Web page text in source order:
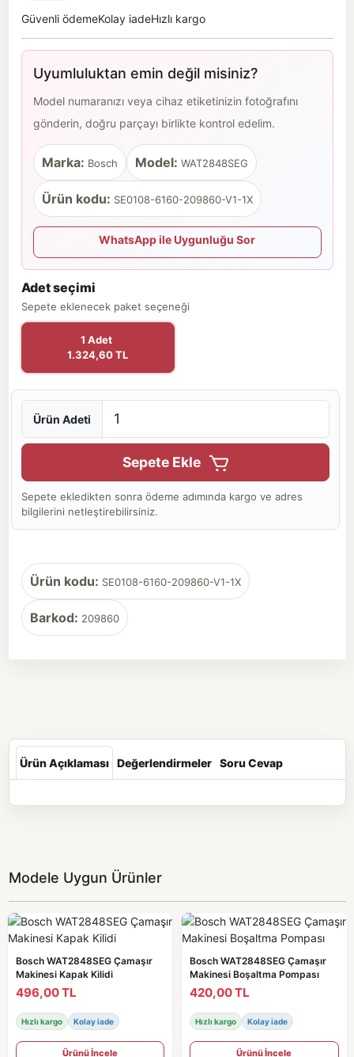
Güvenli ödemeKolay iadeHızlı kargo
Uyumluluktan emin değil misiniz?
Model numaranızı veya cihaz etiketinizin fotoğrafını
gönderin, doğru parçayı birlikte kontrol edelim.
Marka: Bosch Model: WAT2848SEG
Ürün kodu: SE0108-6160-209860-V1-1X
WhatsApp ile Uygunluğu Sor
Adet seçimi
Sepete eklenecek paket seçeneği
1 Adet
1.324,60 TL
Ürün Adeti
Sepete Ekle
Sepete ekledikten sonra ödeme adımında kargo ve adres
bilgilerini netleştirebilirsiniz.
Ürün kodu: SE0108-6160-209860-V1-1X
Barkod: 209860
Ürün Açıklaması Değerlendirmeler Soru Cevap
Modele Uygun Ürünler
Bosch WAT2848SEG Çamaşır
Makinesi Kapak Kilidi
496,00 TL
Hızlı kargo Kolay iade
Ürünü İncele
Bosch WAT2848SEG Çamaşır
Makinesi Boşaltma Pompası
420,00 TL
Hızlı kargo Kolay iade
Ürünü İncele